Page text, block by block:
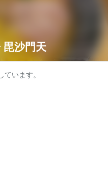
毘沙門天
ています。